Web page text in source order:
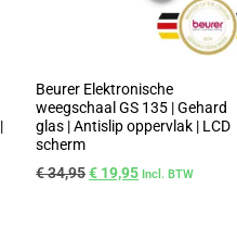
Beurer Elektronische
weegschaal GS 135 | Gehard
glas | Antislip oppervlak | LCD
scherm
€34,95€ 19,95 Incl. BTW